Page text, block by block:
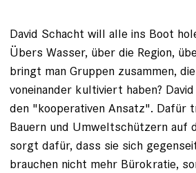
David Schacht will alle ins Boot
Übers Wasser, über die Region,
bringt man Gruppen zusammen,
voneinander kultiviert haben?
den "kooperativen Ansatz". Dafür
Bauern und Umweltschützern auf
sorgt dafür, dass sie sich
brauchen nicht mehr Bürokratie,